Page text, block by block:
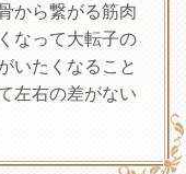
から繋がる筋肉
なって大転子の
いたくなること
左右の差がない